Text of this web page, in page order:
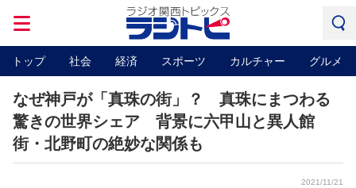
トップ 社会 経済 スポーツ カルチャー グルメ
なぜ神戸が「真珠の街」？ 真珠にまつわる
驚きの世界シェア 背景に六甲山と異人館
街・北野町の絶妙な関係も
2021/11/21